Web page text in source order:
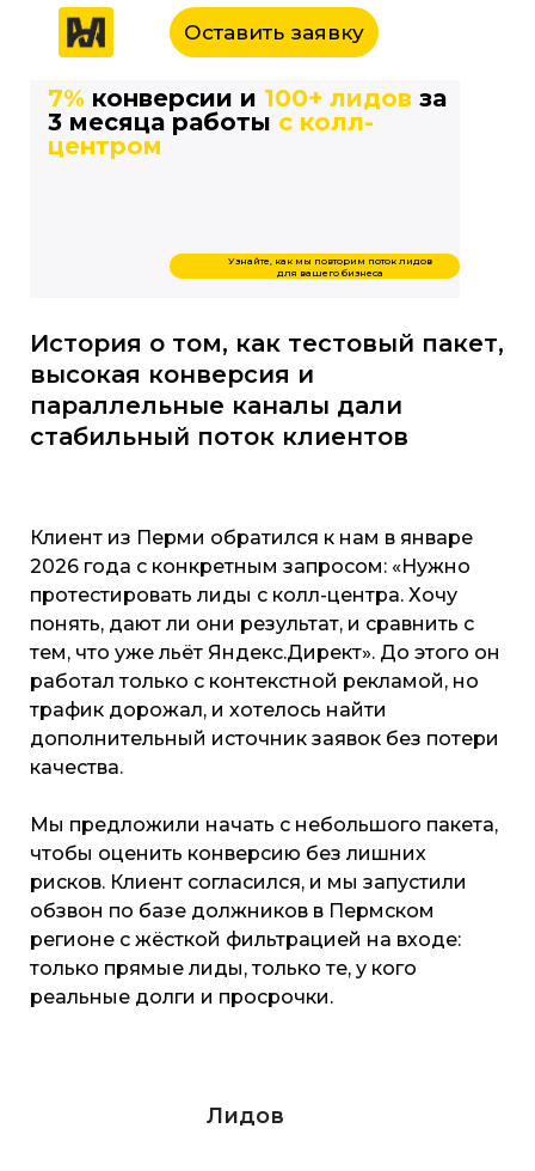
Оставить заявку
Узнайте, как мы повторим поток лидов
для вашего бизнеса
7% конверсии и 100+ лидов за
3 месяца работы с колл-
центром
История о том, как тестовый пакет,
высокая конверсия и
параллельные каналы дали
стабильный поток клиентов
Клиент из Перми обратился к нам в январе
2026 года с конкретным запросом: «Нужно
протестировать лиды с колл-центра. Хочу
понять, дают ли они результат, и сравнить с
тем, что уже льёт Яндекс.Директ». До этого он
работал только с контекстной рекламой, но
трафик дорожал, и хотелось найти
дополнительный источник заявок без потери
качества.
Мы предложили начать с небольшого пакета,
чтобы оценить конверсию без лишних
рисков. Клиент согласился, и мы запустили
обзвон по базе должников в Пермском
регионе с жёсткой фильтрацией на входе:
только прямые лиды, только те, у кого
реальные долги и просрочки.
Лидов